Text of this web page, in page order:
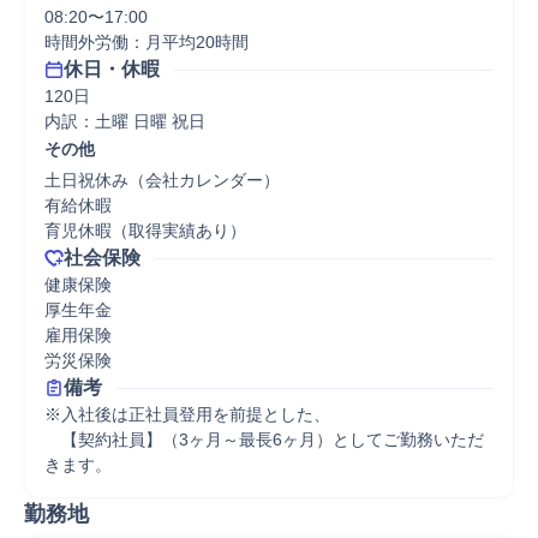
08:20〜17:00
時間外労働：月平均20時間
休日・休暇
120日
内訳：土曜 日曜 祝日
その他
土日祝休み（会社カレンダー）
有給休暇
育児休暇（取得実績あり）
社会保険
健康保険
厚生年金
雇用保険
労災保険
備考
※入社後は正社員登用を前提とした、
【契約社員】（3ヶ月～最長6ヶ月）としてご勤務いただ
勤務地